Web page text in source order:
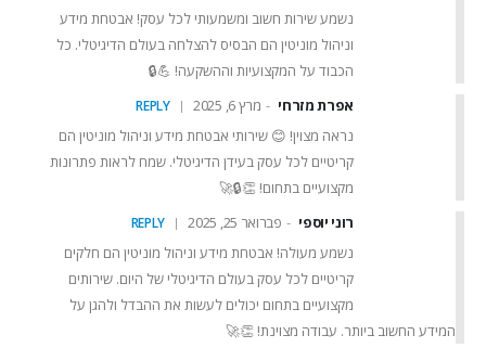
נשמע שירות חשוב ומשמעותי לכל עסק! אבטחת מידע
וניהול מוניטין הם הבסיס להצלחה בעולם הדיגיטלי. כל
הכבוד על המקצועיות וההשקעה! 💪🔒
אפרת מזרחי
מרץ 6, 2025 REPLY
נראה מצוין! 😊 שירותי אבטחת מידע וניהול מוניטין הם
קריטיים לכל עסק בעידן הדיגיטלי. שמח לראות פתרונות
מקצועיים בתחום! 👏🔒🚀
רוני יוספי
פברואר 25, 2025 REPLY
נשמע מעולה! אבטחת מידע וניהול מוניטין הם חלקים
קריטיים לכל עסק בעולם הדיגיטלי של היום. שירותים
מקצועיים בתחום יכולים לעשות את ההבדל ולהגן על
המידע החשוב ביותר. עבודה מצוינת! 👏🚀